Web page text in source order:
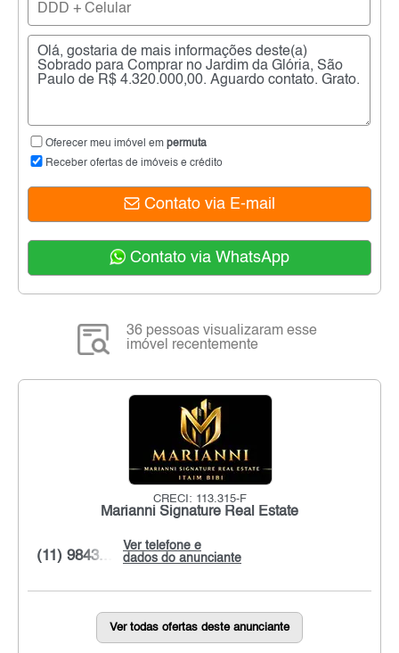
Oferecer meu imóvel em permuta
Receber ofertas de imóveis e crédito
Contato via E-mail
Contato via WhatsApp
36 pessoas visualizaram esse
imóvel recentemente
CRECI: 113.315-F
Marianni Signature Real Estate
Ver telefone e
dados do anunciante
(11) 9843...
Ver todas ofertas deste anunciante